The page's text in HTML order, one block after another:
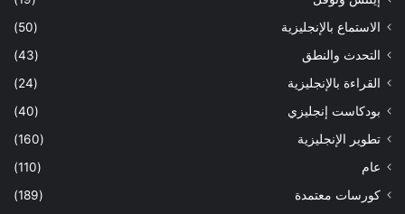
الاستماع بالإنجليزية
(50)
التحدث والنطق
(43)
القراءة بالإنجليزية
(24)
بودكاست إنجليزي
(40)
تطوير الإنجليزية
(160)
عام
(110)
كورسات معتمدة
(189)